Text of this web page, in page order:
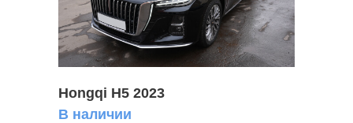
Hongqi H5 2023
В наличии